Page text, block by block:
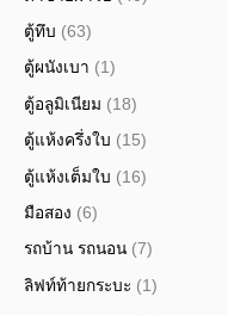
ตู้ทึบ (63)
ตู้ผนังเบา (1)
ตู้อลูมิเนียม (18)
ตู้แห้งครึ่งใบ (15)
ตู้แห้งเต็มใบ (16)
มือสอง (6)
รถบ้าน รถนอน (7)
ลิฟท์ท้ายกระบะ (1)